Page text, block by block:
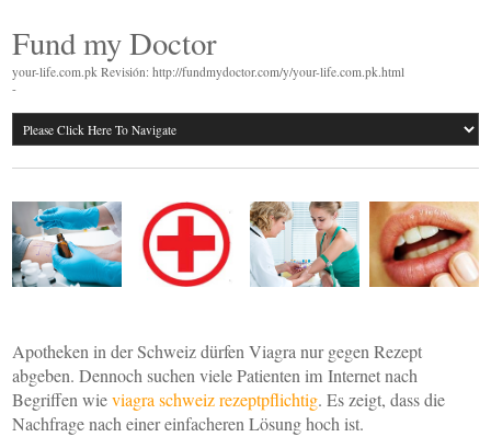
Fund my Doctor
your-life.com.pk Revisión: http://fundmydoctor.com/y/your-life.com.pk.html
-
Apotheken in der Schweiz dürfen Viagra nur gegen Rezept
abgeben. Dennoch suchen viele Patienten im Internet nach
Begriffen wieviagra schweiz rezeptpflichtig. Es zeigt, dass die
Nachfrage nach einer einfacheren Lösung hoch ist.